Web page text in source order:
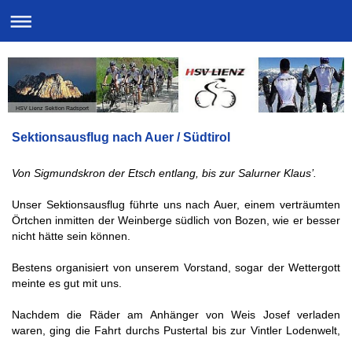
HSV Lienz Sektion Radsport
Sektionsausflug nach Auer / Südtirol
Von Sigmundskron der Etsch entlang, bis zur Salurner Klaus’.
Unser Sektionsausflug führte uns nach Auer, einem verträumten
Örtchen inmitten der Weinberge südlich von Bozen, wie er besser
nicht hätte sein können.
Bestens organisiert von unserem Vorstand, sogar der Wettergott
meinte es gut mit uns.
Nachdem die Räder am Anhänger von Weis Josef verladen
waren, ging die Fahrt durchs Pustertal bis zur Vintler Lodenwelt,